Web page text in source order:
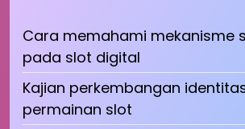
Cara memahami mekanisme
pada slot digital
Kajian perkembangan
permainan slot